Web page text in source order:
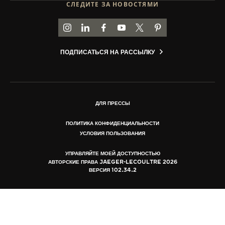
ИСТОРИИ REVERSO
THE SOUND MAKER
THE STELLAR ODYSSEY
СЛЕДИТЕ ЗА НОВОСТЯМИ
ПЕРЕЙТИ НА СТРАНИЦУ JAEGER-LECOULTRE В
ПЕРЕЙТИ НА СТРАНИЦУ JAEGER-
ПЕРЕЙТИ НА СТРАНИЦУ JAEGER-
ПЕРЕЙТИ НА СТРАНИЦУ
ПЕРЕЙТИ НА СТРАНИЦУ
ПЕРЕЙТИ НА
ПОДПИСАТЬСЯ НА РАССЫЛКУ
ДЛЯ ПРЕССЫ
ПОЛИТИКА КОНФИДЕНЦИАЛЬНОСТИ
УСЛОВИЯ ПОЛЬЗОВАНИЯ
УПРАВЛЯЙТЕ МОЕЙ ДОСТУПНОСТЬЮ
АВТОРСКИЕ ПРАВА JAEGER-LECOULTRE 2026
ВЕРСИЯ 102.34.2